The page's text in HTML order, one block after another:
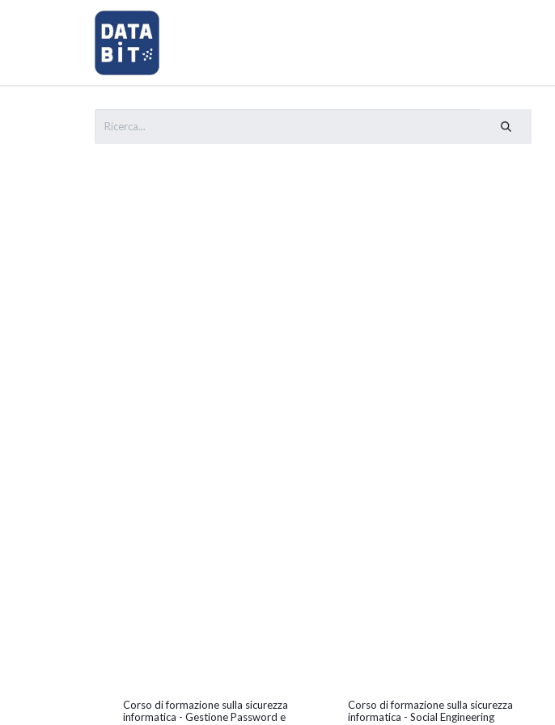
Corso di formazione sulla sicurezza
informatica - Gestione Password e
Corso di formazione sulla sicurezza
informatica - Social Engineering